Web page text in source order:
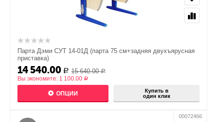
Парта Дэми СУТ 14-01Д (парта 75 см+задняя двухъярусная
приставка)
14 540.00 Р 15 640.00 Р
Вы экономите: 1 100.00 Р
ОПЦИИ
Купить в
один клик
00072466